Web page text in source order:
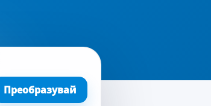
Преобразувай